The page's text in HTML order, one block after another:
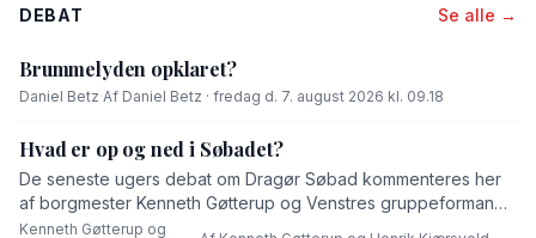
DEBAT Se alle →
Brummelyden opklaret?
Daniel Betz·Af Daniel Betz · fredag d. 7. august 2026 kl. 09.18
Hvad er op og ned i Søbadet?
De seneste ugers debat om Dragør Søbad kommenteres her
af borgmester Kenneth Gøtterup og Venstres gruppeformand
Henrik Kjærsvold-Niclasen.
Kenneth Gøtterup og